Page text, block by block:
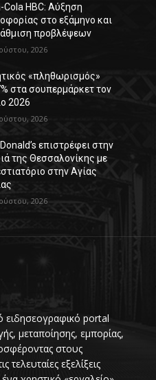
Cola HBC: Αύξηση
στο εξάμηνο και
προβλέψεων
2026
«πληθωρισμός»
στα σουπερμάρκετ τον
2026
2026
επιστρέφει στην
της Θεσσαλονίκης με
στην Αγίας
2026
ειδησεογραφικό portal
μεταποίησης, εμπορίας,
στους
εξελίξεις